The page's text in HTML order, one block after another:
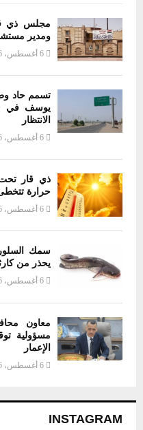
مجلس ذي
ومدير
6 أغسطس، 2026
تسمم حاد
يوسف في
الانتظار
6 أغسطس، 2026
ذي قار تحت
حرارة
6 أغسطس، 2026
سمك
يحذر من
6 أغسطس، 2026
معاون
مسؤولية
الإعمار
6 أغسطس، 2026
INSTAGRAM